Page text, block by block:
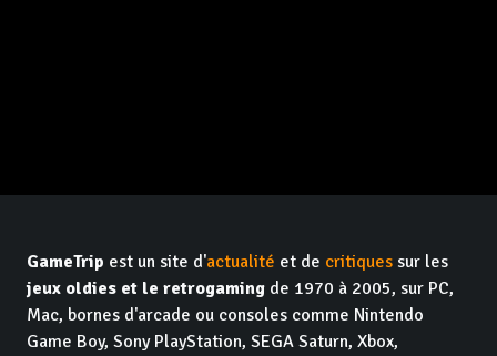
GameTrip est un site d'actualité et de critiques sur les
jeux oldies et le retrogaming de 1970 à 2005, sur PC,
Mac, bornes d'arcade ou consoles comme Nintendo
Game Boy, Sony PlayStation, SEGA Saturn, Xbox,